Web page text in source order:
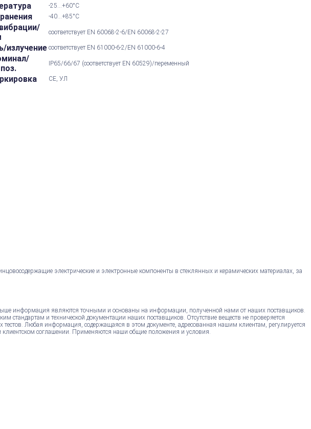
-25...+60°С
-40...+85°С
соответствует EN 60068-2-6/EN 60068-2-27
излучение соответствует EN 61000-6-2/EN 61000-6-4
IP65/66/67 (соответствует EN 60529)/переменный
CE, УЛ
электрические и электронные компоненты в стеклянных и керамических материалах, за
информация являются точными и основаны на информации, полученной нами от наших поставщиков.
стандартам и технической документации наших поставщиков. Отсутствие веществ не проверяется
тестов. Любая информация, содержащаяся в этом документе, адресованная нашим клиентам, регулируется
соглашении. Применяются наши общие положения и условия.